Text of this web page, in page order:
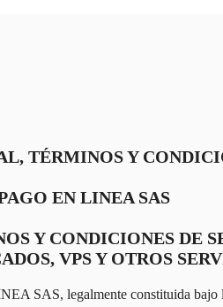
TÉRMINOS Y
EN LINEA SAS
Y CONDICIONES DE
VPS Y OTROS
SAS, legalmente constituida bajo